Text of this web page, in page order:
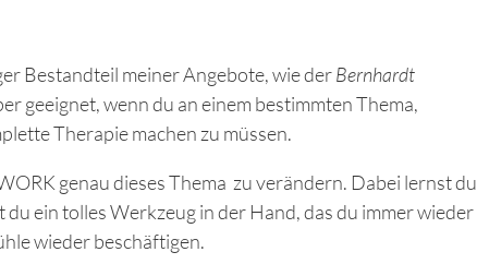
Bestandteil meiner Angebote, wie derBernhardt
geeignet, wenn du an einem bestimmten Thema,
Therapie machen zu müssen.
genau dieses Thema zu verändern. Dabei lernst du
ein tolles Werkzeug in der Hand, das du immer wieder
wieder beschäftigen.